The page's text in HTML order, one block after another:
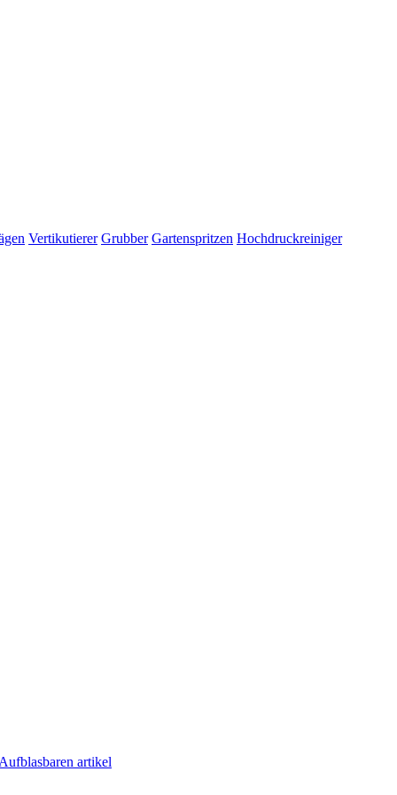
Vertikutierer Grubber Gartenspritzen Hochdruckreiniger
Aufblasbaren artikel